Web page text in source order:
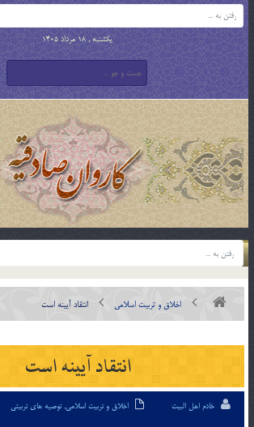
یکشنبه , 18 مرداد 1405
اخلاق و تربیت اسلامی انتقاد آیینه است
انتقاد آیینه است
خادم اهل البیت اخلاق و تربیت اسلامی,توصیه های تربیتی